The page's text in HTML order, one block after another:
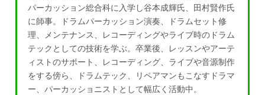
パーカッション総合科に入学し谷本成輝氏、田村賢作氏
に師事。ドラムパーカッション演奏、ドラムセット修
理、メンテナンス、レコーディングやライブ時のドラム
テックとしての技術を学ぶ。卒業後、レッスンやアーテ
ィストのサポート、レコーディング、ライブや音源制作
をする傍ら、ドラムテック、リペアマンもこなすドラマ
ー、パーカッショニストとして幅広く活動中。